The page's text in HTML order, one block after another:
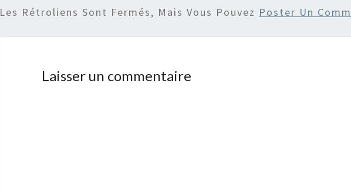
Les Rétroliens Sont Fermés, Mais Vous Pouvez Poster Un
Laisser un commentaire